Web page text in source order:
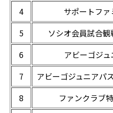
4
サポートフ
5
ソシオ会員試合
6
アビーゴジ
7
アビーゴジュニアパ
8
ファンクラブ